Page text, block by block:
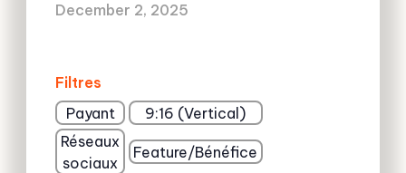
December 2, 2025
Filtres
Payant
9:16 (Vertical)
Réseaux
sociaux
Feature/Bénéfice